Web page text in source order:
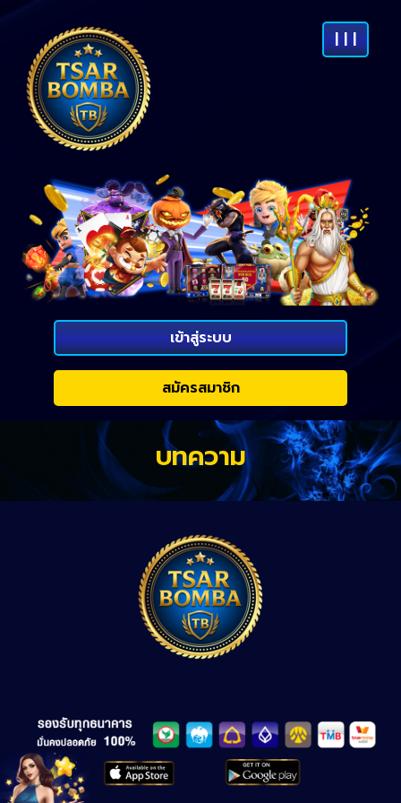
| | |
เข้าสู่ระบบ
สมัครสมาชิก
บทความ